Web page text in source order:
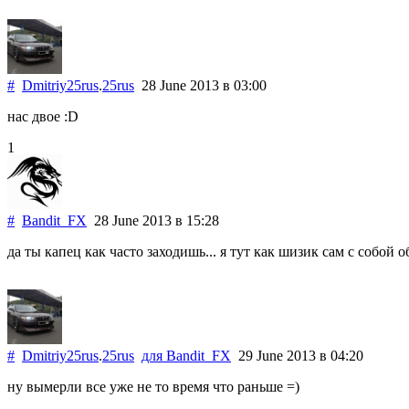
# Dmitriy25rus.25rus 28 June 2013 в 03:00
нас двое :D
1
# Bandit_FX 28 June 2013 в 15:28
да ты капец как часто заходишь... я тут как шизик сам с собой
# Dmitriy25rus.25rus для Bandit_FX 29 June 2013 в 04:20
ну вымерли все уже не то время что раньше =)